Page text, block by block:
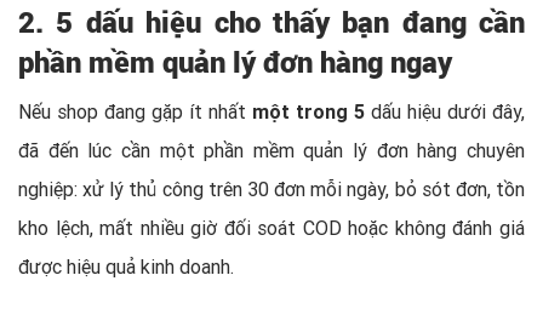
2. 5 dấu hiệu cho thấy bạn đang cần
phần mềm quản lý đơn hàng ngay
Nếu shop đang gặp ít nhất một trong 5 dấu hiệu dưới đây,
đã đến lúc cần một phần mềm quản lý đơn hàng chuyên
nghiệp: xử lý thủ công trên 30 đơn mỗi ngày, bỏ sót đơn, tồn
kho lệch, mất nhiều giờ đối soát COD hoặc không đánh giá
được hiệu quả kinh doanh.